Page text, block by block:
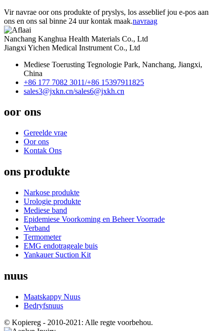
Vir navrae oor ons produkte of pryslys, los asseblief jou e-pos aan
ons en ons sal binne 24 uur kontak maak.navraag
Nanchang Kanghua Health Materials Co., Ltd
Jiangxi Yichen Medical Instrument Co., Ltd
Mediese Toerusting Tegnologie Park, Nanchang, Jiangxi,
China
+86 177 7082 3011/+86 15397911825
sales3@jxkn.cn/sales6@jxkh.cn
oor ons
Gereelde vrae
Oor ons
Kontak Ons
ons produkte
Narkose produkte
Urologie produkte
Mediese band
Epidemiese Voorkoming en Beheer Voorrade
Verband
Termometer
EMG endotrageale buis
Yankauer Suction Kit
nuus
Maatskappy Nuus
Bedryfsnuus
© Kopiereg - 2010-2021: Alle regte voorbehou.